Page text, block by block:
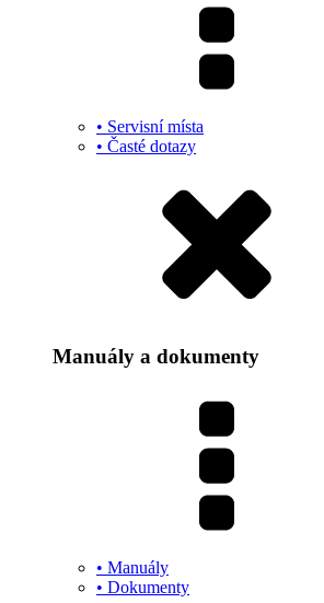
• Servisní místa
• Časté dotazy
Manuály a dokumenty
• Manuály
• Dokumenty